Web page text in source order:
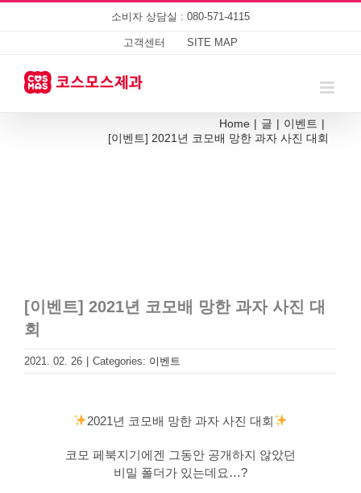
소비자 상담실 : 080-571-4115
고객센터 SITE MAP
Home | 글 | 이벤트 |
[이벤트] 2021년 코모배 망한 과자 사진 대회
[이벤트] 2021년 코모배 망한 과자 사진 대
회
2021. 02. 26 | Categories: 이벤트
2021년 코모배 망한 과자 사진 대회
코모 페북지기에겐 그동안 공개하지 않았던
비밀 폴더가 있는데요…?